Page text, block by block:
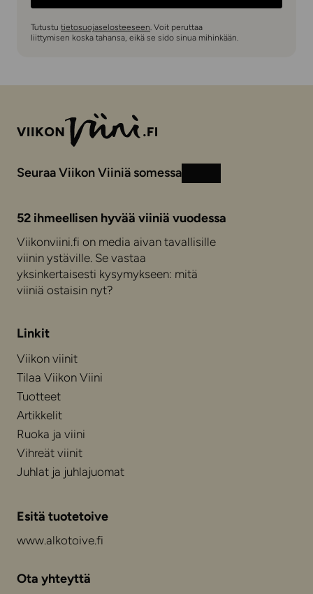
Tutustu tietosuojaselosteeseen . Voit peruttaa
liittymisen koska tahansa, eikä se sido sinua mihinkään.
Seuraa Viikon Viiniä somessa
52 ihmeellisen hyvää viiniä vuodessa
Viikonviini.fi on media aivan tavallisille
viinin ystäville. Se vastaa
yksinkertaisesti kysymykseen: mitä
viiniä ostaisin nyt?
Linkit
Viikon viinit
Tilaa Viikon Viini
Tuotteet
Artikkelit
Ruoka ja viini
Vihreät viinit
Juhlat ja juhlajuomat
Esitä tuotetoive
www.alkotoive.fi
Ota yhteyttä